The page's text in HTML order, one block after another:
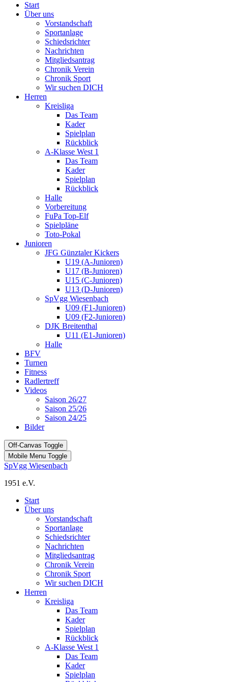
Start
Über uns
Vorstandschaft
Sportanlage
Schiedsrichter
Nachrichten
Mitgliedsantrag
Chronik Verein
Chronik Sport
Wir suchen DICH
Herren
Kreisliga
Das Team
Kader
Spielplan
Rückblick
A-Klasse West 1
Das Team
Kader
Spielplan
Rückblick
Halle
Vorbereitung
FuPa Top-Elf
Spielpläne
Toto-Pokal
Junioren
JFG Günztaler Kickers
U19 (A-Junioren)
U17 (B-Junioren)
U15 (C-Junioren)
U13 (D-Junioren)
SpVgg Wiesenbach
U09 (F1-Junioren)
U09 (F2-Junioren)
DJK Breitenthal
U11 (E1-Junioren)
Halle
BFV
Turnen
Fitness
Radlertreff
Videos
Saison 26/27
Saison 25/26
Saison 24/25
Bilder
Off-Canvas Toggle
Mobile Menu Toggle
SpVgg Wiesenbach
1951 e.V.
Start
Über uns
Vorstandschaft
Sportanlage
Schiedsrichter
Nachrichten
Mitgliedsantrag
Chronik Verein
Chronik Sport
Wir suchen DICH
Herren
Kreisliga
Das Team
Kader
Spielplan
Rückblick
A-Klasse West 1
Das Team
Kader
Spielplan